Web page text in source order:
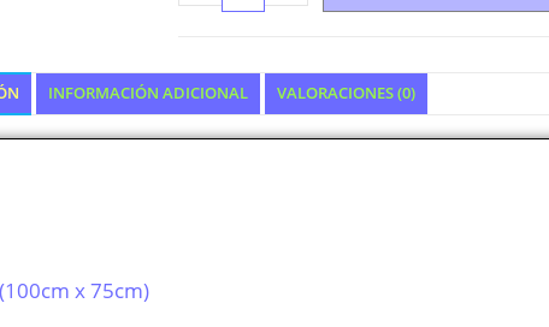
INFORMACIÓN ADICIONAL VALORACIONES (0)
x 75cm)